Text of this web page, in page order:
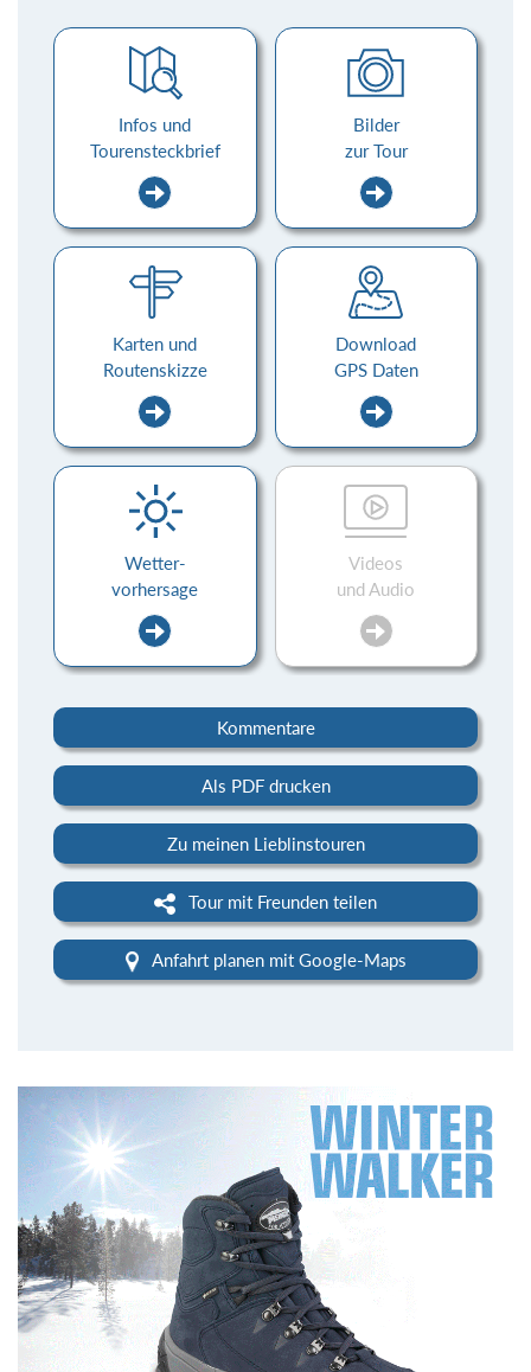
Infos und
Tourensteckbrief
Bilder
zur Tour
Karten und
Routenskizze
Download
GPS Daten
Wetter-
vorhersage
Videos
und Audio
Kommentare
Als PDF drucken
Zu meinen Lieblinstouren
Tour mit Freunden teilen
Anfahrt planen mit Google-Maps